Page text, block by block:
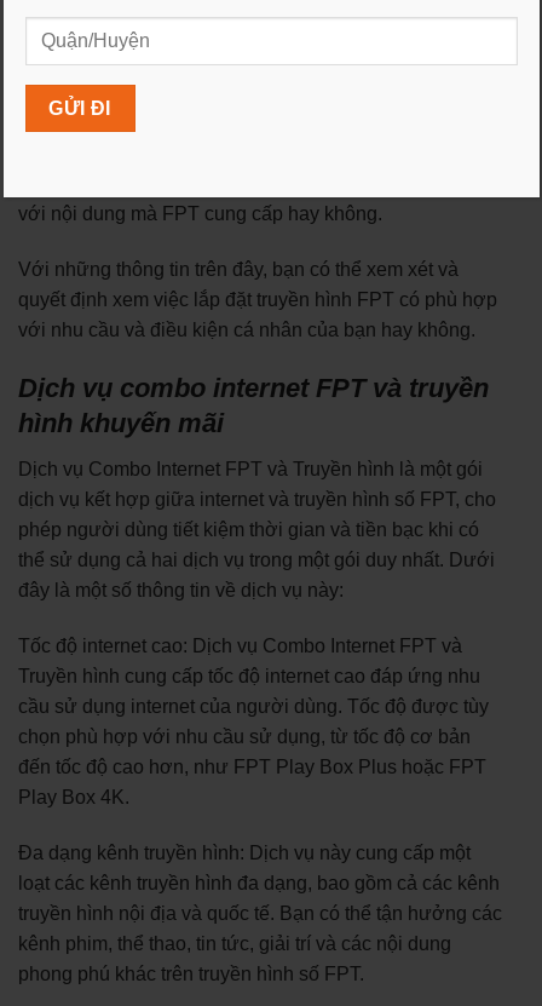
không.
Lựa chọn nội dung: Mặc dù truyền hình FPT cung cấp
với nội dung mà FPT cung cấp hay không.
Với những thông tin trên đây, bạn có thể xem xét và
quyết định xem việc lắp đặt truyền hình FPT có phù hợp
với nhu cầu và điều kiện cá nhân của bạn hay không.
Dịch vụ combo internet FPT và truyền
hình khuyến mãi
Dịch vụ Combo Internet FPT và Truyền hình là một gói
dịch vụ kết hợp giữa internet và truyền hình số FPT, cho
phép người dùng tiết kiệm thời gian và tiền bạc khi có
thể sử dụng cả hai dịch vụ trong một gói duy nhất. Dưới
đây là một số thông tin về dịch vụ này:
Tốc độ internet cao: Dịch vụ Combo Internet FPT và
Truyền hình cung cấp tốc độ internet cao đáp ứng nhu
cầu sử dụng internet của người dùng. Tốc độ được tùy
chọn phù hợp với nhu cầu sử dụng, từ tốc độ cơ bản
đến tốc độ cao hơn, như FPT Play Box Plus hoặc FPT
Play Box 4K.
Đa dạng kênh truyền hình: Dịch vụ này cung cấp một
loạt các kênh truyền hình đa dạng, bao gồm cả các kênh
truyền hình nội địa và quốc tế. Bạn có thể tận hưởng các
kênh phim, thể thao, tin tức, giải trí và các nội dung
phong phú khác trên truyền hình số FPT.